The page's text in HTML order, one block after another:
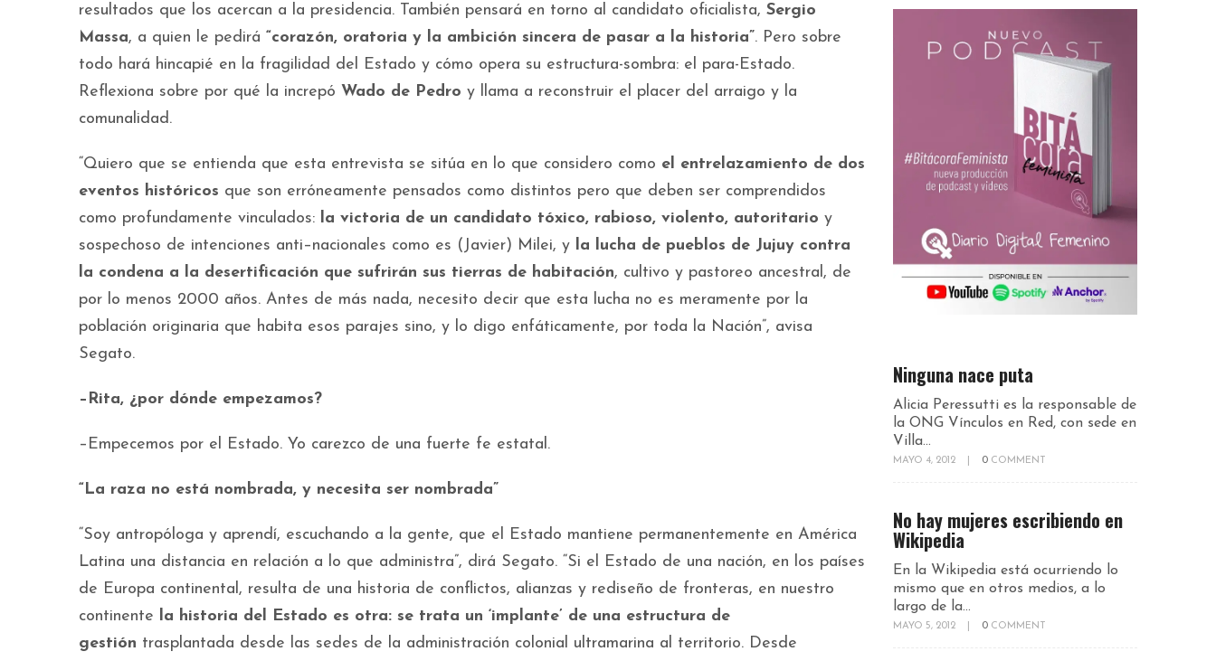
resultados que los acercan a la presidencia. También pensará en torno al candidato oficialista, Sergio
Massa, a quien le pedirá “corazón, oratoria y la ambición sincera de pasar a la historia”. Pero sobre
todo hará hincapié en la fragilidad del Estado y cómo opera su estructura-sombra: el para-Estado.
Reflexiona sobre por qué la increpó Wado de Pedro y llama a reconstruir el placer del arraigo y la
comunalidad.
“Quiero que se entienda que esta entrevista se sitúa en lo que considero como el entrelazamiento de dos
eventos históricos que son erróneamente pensados como distintos pero que deben ser comprendidos
como profundamente vinculados: la victoria de un candidato tóxico, rabioso, violento, autoritario y
sospechoso de intenciones anti–nacionales como es (Javier) Milei, y la lucha de pueblos de Jujuy contra
la condena a la desertificación que sufrirán sus tierras de habitación, cultivo y pastoreo ancestral, de
por lo menos 2000 años. Antes de más nada, necesito decir que esta lucha no es meramente por la
población originaria que habita esos parajes sino, y lo digo enfáticamente, por toda la Nación”, avisa
Segato.
–Rita, ¿por dónde empezamos?
–Empecemos por el Estado. Yo carezco de una fuerte fe estatal.
“La raza no está nombrada, y necesita ser nombrada”
“Soy antropóloga y aprendí, escuchando a la gente, que el Estado mantiene permanentemente en América
Latina una distancia en relación a lo que administra”, dirá Segato. “Si el Estado de una nación, en los países
de Europa continental, resulta de una historia de conflictos, alianzas y rediseño de fronteras, en nuestro
continente la historia del Estado es otra: se trata un ‘implante’ de una estructura de
gestión trasplantada desde las sedes de la administración colonial ultramarina al territorio. Desde
Ninguna nace puta
Alicia Peressutti es la responsable de
la ONG Vínculos en Red, con sede en
Villa...
MAYO 4, 2012 0 COMMENT
No hay mujeres escribiendo en
Wikipedia
En la Wikipedia está ocurriendo lo
mismo que en otros medios, a lo
largo de la...
MAYO 5, 2012 0 COMMENT